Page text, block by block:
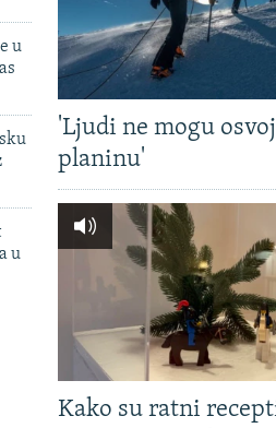
u
u
'Ljudi ne mogu
planinu'
Kako su ratni